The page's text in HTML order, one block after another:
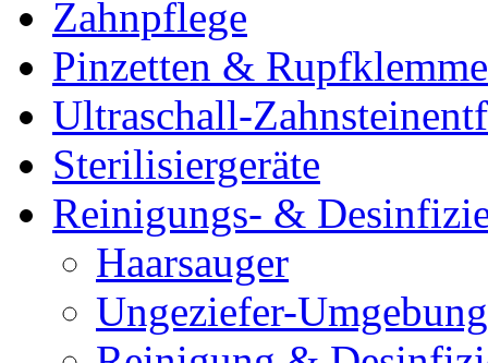
Zahnpflege
Pinzetten &
Ultraschall-
Sterilisiergeräte
Reinigungs- &
Haarsauger
Ungeziefer-